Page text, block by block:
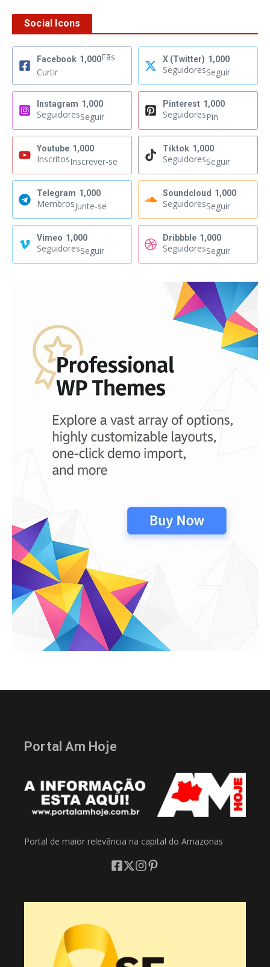
Social Icons
Facebook 1,000Fãs
Curtir
X (Twitter) 1,000
SeguidoresSeguir
Instagram 1,000
SeguidoresSeguir
Pinterest 1,000
SeguidoresPin
Youtube 1,000
InscritosInscrever-se
Tiktok 1,000
SeguidoresSeguir
Telegram 1,000
MembrosJunte-se
Soundcloud 1,000
SeguidoresSeguir
Vimeo 1,000
SeguidoresSeguir
Dribbble 1,000
SeguidoresSeguir
Portal Am Hoje
Portal de maior relevância na capital do Amazonas